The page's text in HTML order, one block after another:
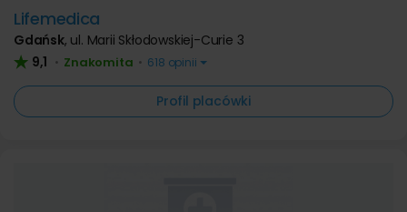
Lifemedica
Gdańsk, ul. Marii Skłodowskiej-Curie 3
9,1 • Znakomita • 618 opinii
Profil placówki